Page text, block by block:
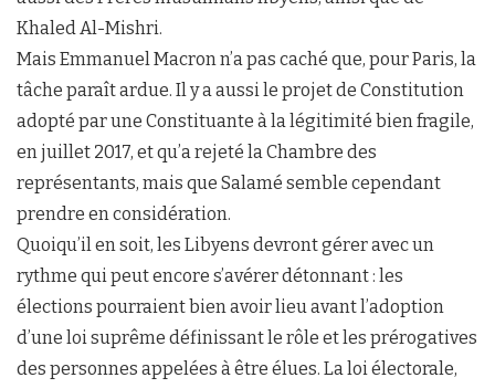
Khaled Al-Mishri.
Mais Emmanuel Macron n’a pas caché que, pour Paris, la
tâche paraît ardue. Il y a aussi le projet de Constitution
adopté par une Constituante à la légitimité bien fragile,
en juillet 2017, et qu’a rejeté la Chambre des
représentants, mais que Salamé semble cependant
prendre en considération.
Quoiqu’il en soit, les Libyens devront gérer avec un
rythme qui peut encore s’avérer détonnant : les
élections pourraient bien avoir lieu avant l’adoption
d’une loi suprême définissant le rôle et les prérogatives
des personnes appelées à être élues. La loi électorale,